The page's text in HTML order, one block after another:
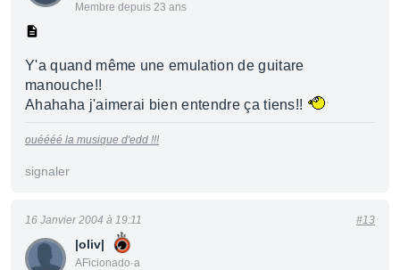
Membre depuis 23 ans
Y'a quand même une emulation de guitare
manouche!!
Ahahaha j'aimerai bien entendre ça tiens!!
ouéééé la musique d'edd !!!
signaler
|oliv|
AFicionado·a
16 Janvier 2004 à 19:11 #13